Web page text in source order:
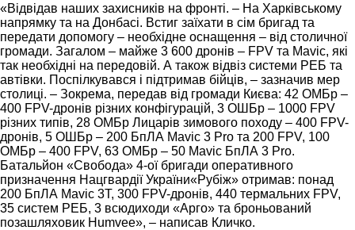
«Відвідав наших захисників на фронті. – На Харківському
напрямку та на Донбасі. Встиг заїхати в сім бригад та
передати допомогу – необхідне оснащення – від столичної
громади. Загалом – майже 3 600 дронів – FPV та Mavic, які
так необхідні на передовій. А також відвіз системи РЕБ та
автівки. Поспілкувався і підтримав бійців, – зазначив мер
столиці. – Зокрема, передав від громади Києва: 42 ОМБр –
400 FPV-дронів різних конфігурацій, 3 ОШБр – 1000 FPV
різних типів, 28 ОМБр Лицарів зимового походу – 400 FPV-
дронів, 5 ОШБр – 200 БпЛА Mavic 3 Pro та 200 FPV, 100
ОМБр – 400 FPV, 63 ОМБр – 50 Mavic БпЛА 3 Pro.
Батальйон «Свобода» 4-ої бригади оперативного
призначення Нацгвардії України«Рубіж» отримав: понад
200 БпЛА Mavic 3Т, 300 FPV-дронів, 440 термальних FPV,
35 систем РЕБ, 3 всюдиходи «Арго» та броньований
позашляховик Humvee», – написав Кличко.